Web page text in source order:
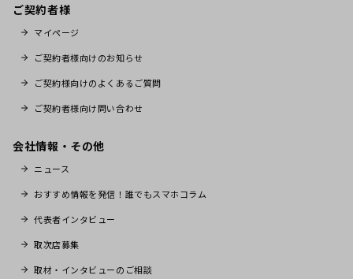
ご契約者様
マイページ
ご契約者様向けのお知らせ
ご契約様向けのよくあるご質問
ご契約者様向け問い合わせ
会社情報・その他
ニュース
おすすめ情報を発信！誰でもスマホコラム
代表者インタビュー
取次店募集
取材・インタビューのご相談